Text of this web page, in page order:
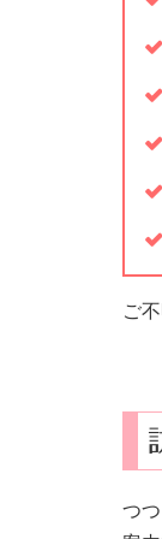
ご
つ